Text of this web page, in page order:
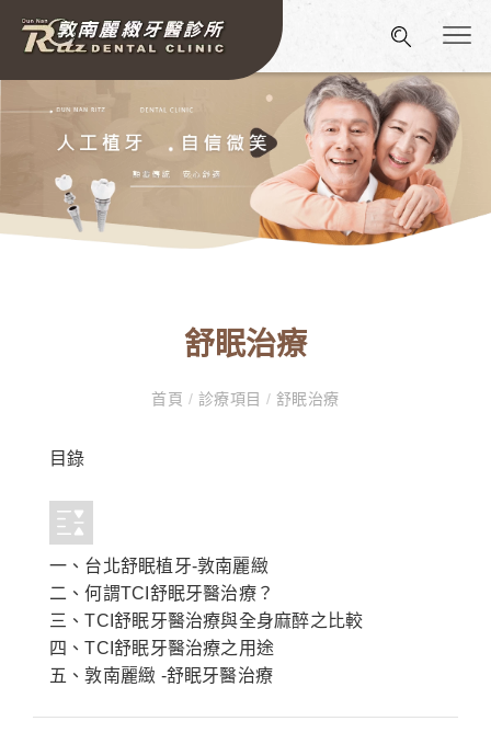
舒眠治療
首頁 / 診療項目 / 舒眠治療
目錄
一、台北舒眠植牙-敦南麗緻
二、何謂TCI舒眠牙醫治療？
三、TCI舒眠牙醫治療與全身麻醉之比較
四、TCI舒眠牙醫治療之用途
五、敦南麗緻 -舒眠牙醫治療